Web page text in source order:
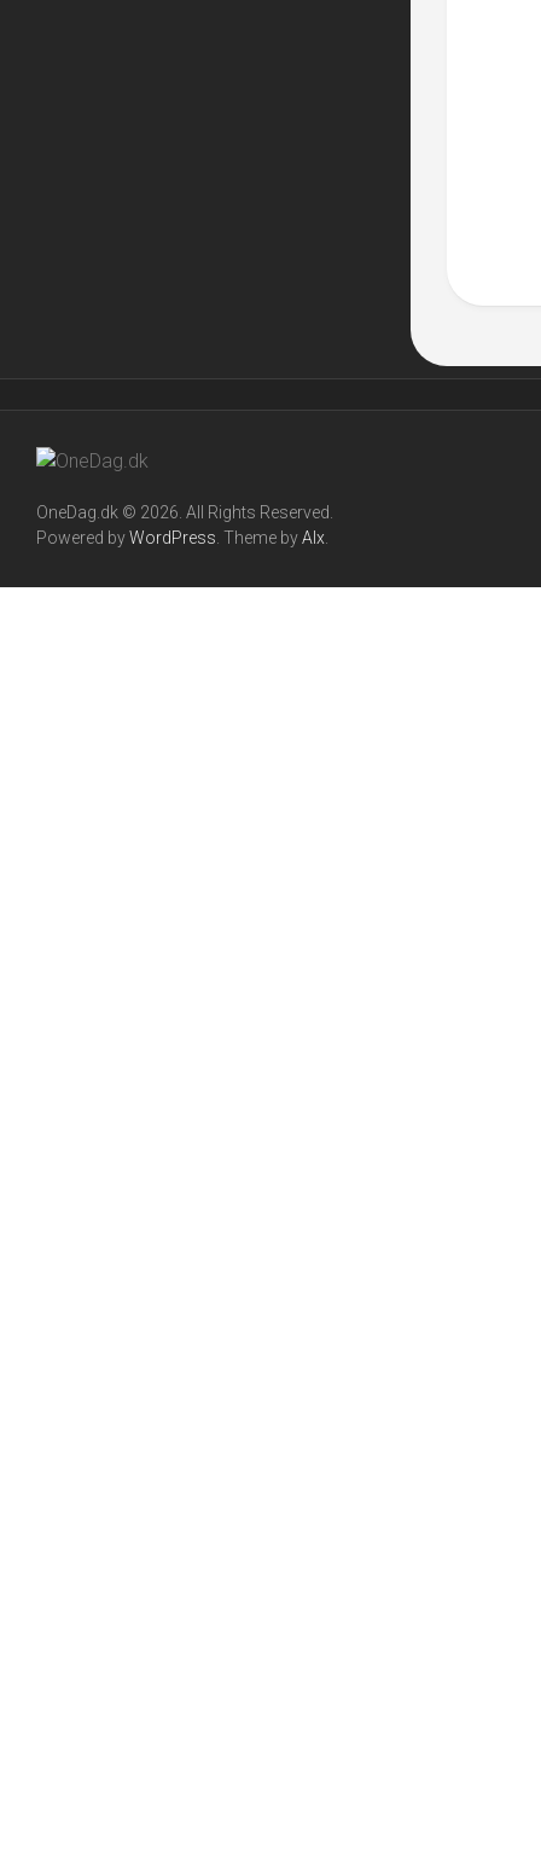
OneDag.dk © 2026. All Rights Reserved.
Powered byWordPress . Theme byAlx